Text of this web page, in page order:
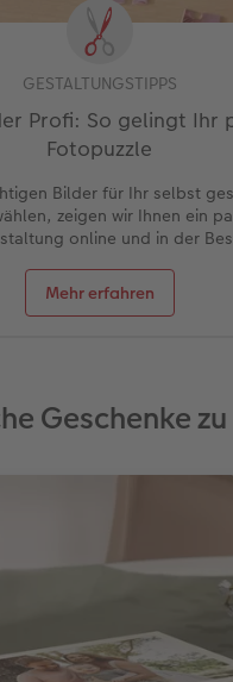
GESTALTUNGSTIPPS
Profi: So gelingt Ihr
Fotopuzzle
Bilder für Ihr selbst
zeigen wir Ihnen ein
online und in der
Mehr erfahren
Geschenke